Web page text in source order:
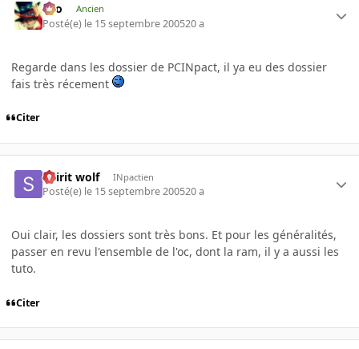
eYo Ancien
Posté(e) le 15 septembre 200520 a
Regarde dans les dossier de PCINpact, il ya eu des dossier
fais très récement
Citer
Spirit wolf INpactien
Posté(e) le 15 septembre 200520 a
Oui clair, les dossiers sont très bons. Et pour les généralités,
passer en revu l'ensemble de l'oc, dont la ram, il y a aussi les
tuto.
Citer